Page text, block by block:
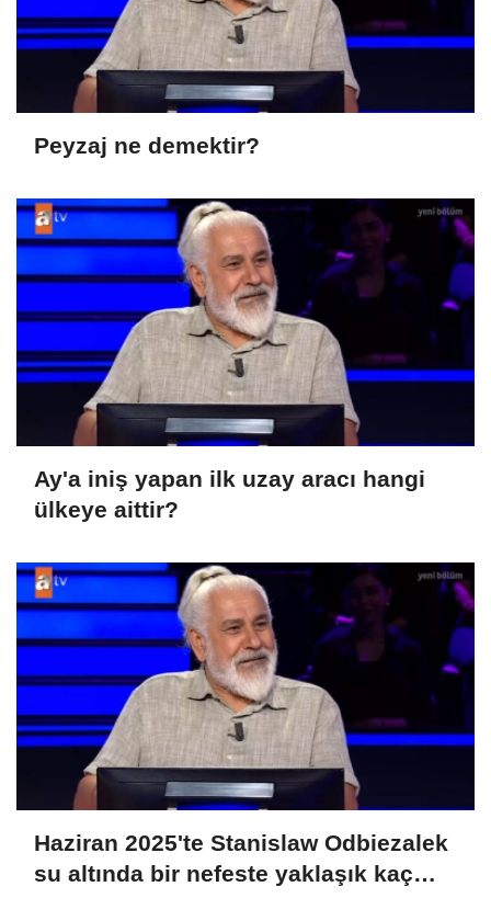
Peyzaj ne demektir?
Ay'a iniş yapan ilk uzay aracı hangi
ülkeye aittir?
Haziran 2025'te Stanislaw Odbiezalek
su altında bir nefeste yaklaşık kaç